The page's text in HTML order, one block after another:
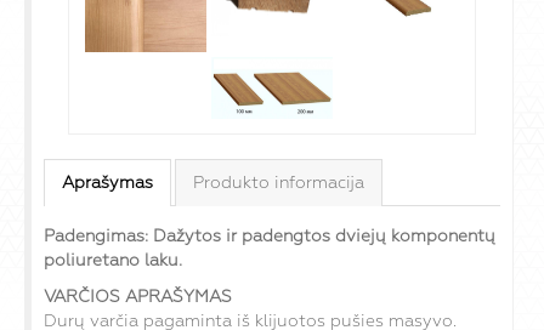
Aprašymas Produkto informacija
Padengimas: Dažytos ir padengtos dviejų komponentų
poliuretano laku.
VARČIOS APRAŠYMAS
Durų varčia pagaminta iš klijuotos pušies masyvo.